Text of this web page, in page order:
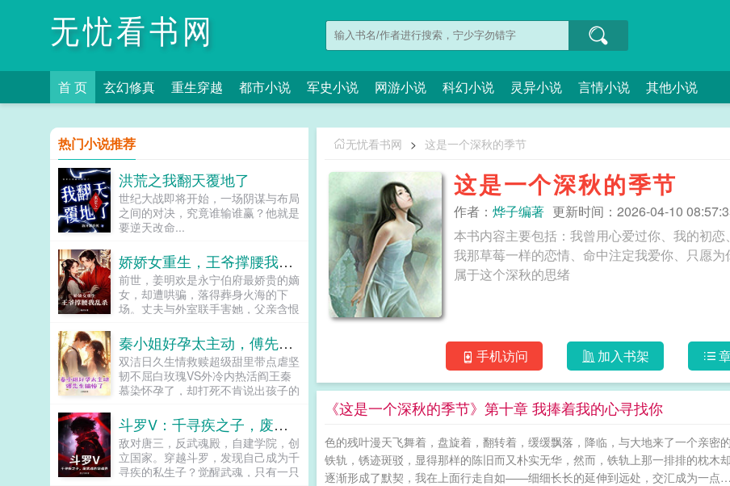
无忧看书网
首 页 玄幻修真 重生穿越 都市小说 军史小说 网游小说 科幻小说 灵异小说 言情小说 其他小说
无忧看书网 > 这是一个深秋的季节
这是一个深秋的季节
作者： 烨子编著 更新时间：2026-04-10
本书内容主要包括：我曾用心爱过你、我的初
我那草莓一样的恋情、命中注定我爱你、只愿
属于这个深秋的思绪
手机访问 加入书架
《这是一个深秋的季节》第十章 我捧着我的心寻找你
色的残叶漫天飞舞着，盘旋着，翻转着，缓缓飘落，降临，与大地来了一个亲密
铁轨，锈迹斑驳，显得那样的陈旧而又朴实无华，然而，铁轨上那一排排的枕木
逐渐形成了默契，我在上面行走自如——细细长长的延伸到远处，交汇成为一点
热门小说推荐
洪荒之我翻天覆地了
世纪大战即将开始，一场阴谋与布局
之间的对决，究竟谁输谁赢？他就是
要逆天改命...
娇娇女重生，王爷撑腰我乱杀
前世，姜明欢是永宁伯府最娇贵的嫡
女，却遭哄骗，落得葬身火海的下
场。丈夫与外室联手害她，父亲含恨
们青云路上的垫脚石。重生归来，她
冷眼睨尽仇人丑态虚伪丈夫求复合？
一把火烧了他的前程！恶毒绿茶装可
怜？当众撕开她的假面目！心机婶婶
耍手段？反手推她进自己的坑！这一
路上，她挖出了那些尘封往事，更牵
扯出皇室不为人知的惊天秘密。可偏
偏，那个传闻中散漫不羁的九王爷，
却缠上了她。她倦怠垂眸裴砚舟，我
秦小姐好孕太主动，傅先生输惨了
双洁日久生情救赎超级甜里带点虐坚
韧不屈白玫瑰VS外冷内热活阎王秦
慕染怀孕了，却打死不肯说出孩子的
磨，被压着去医院打胎。终于，被打
的浑身青紫的她见到了那张冰冷的
脸。傅平洲见到她的第一面，却言语
冰冷。这孩子，你是自己打，还是我
给你打？秦慕染知道这个男人是自己
斗罗V：千寻疾之子，废武魂杀穿魂界！
敌对唐三，反武魂殿，自建学院，创
立国家。穿越斗罗，发现自己成为千
寻疾的私生子？觉醒武魂，只有一只